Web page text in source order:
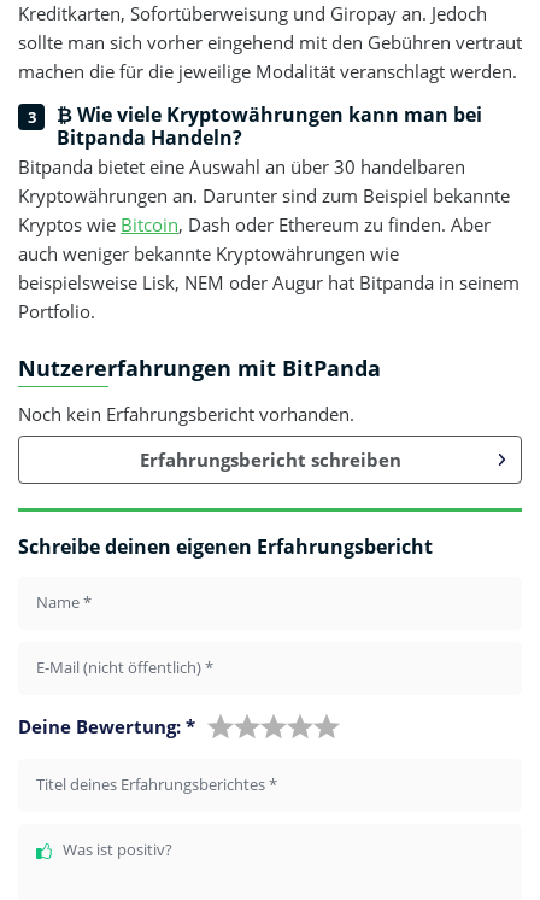
Kreditkarten, Sofortüberweisung und Giropay an. Jedoch
sollte man sich vorher eingehend mit den Gebühren vertraut
machen die für die jeweilige Modalität veranschlagt werden.
₿ Wie viele Kryptowährungen kann man bei
Bitpanda Handeln?
Bitpanda bietet eine Auswahl an über 30 handelbaren
Kryptowährungen an. Darunter sind zum Beispiel bekannte
Kryptos wie Bitcoin, Dash oder Ethereum zu finden. Aber
auch weniger bekannte Kryptowährungen wie
beispielsweise Lisk, NEM oder Augur hat Bitpanda in seinem
Portfolio.
Nutzererfahrungen mit BitPanda
Noch kein Erfahrungsbericht vorhanden.
Erfahrungsbericht schreiben
Schreibe deinen eigenen Erfahrungsbericht
Name*
E-Mail (nicht öffentlich)*
Deine Bewertung: *
Titel deines Erfahrungsberichtes*
Was ist positiv?